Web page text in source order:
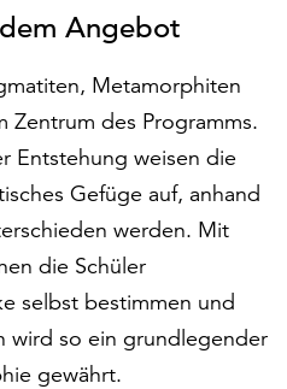
Angebot
Metamorphiten
Zentrum des Programms.
Entstehung weisen die
Gefüge auf, anhand
werden. Mit
die Schüler
selbst bestimmen und
wird so ein grundlegender
gewährt.